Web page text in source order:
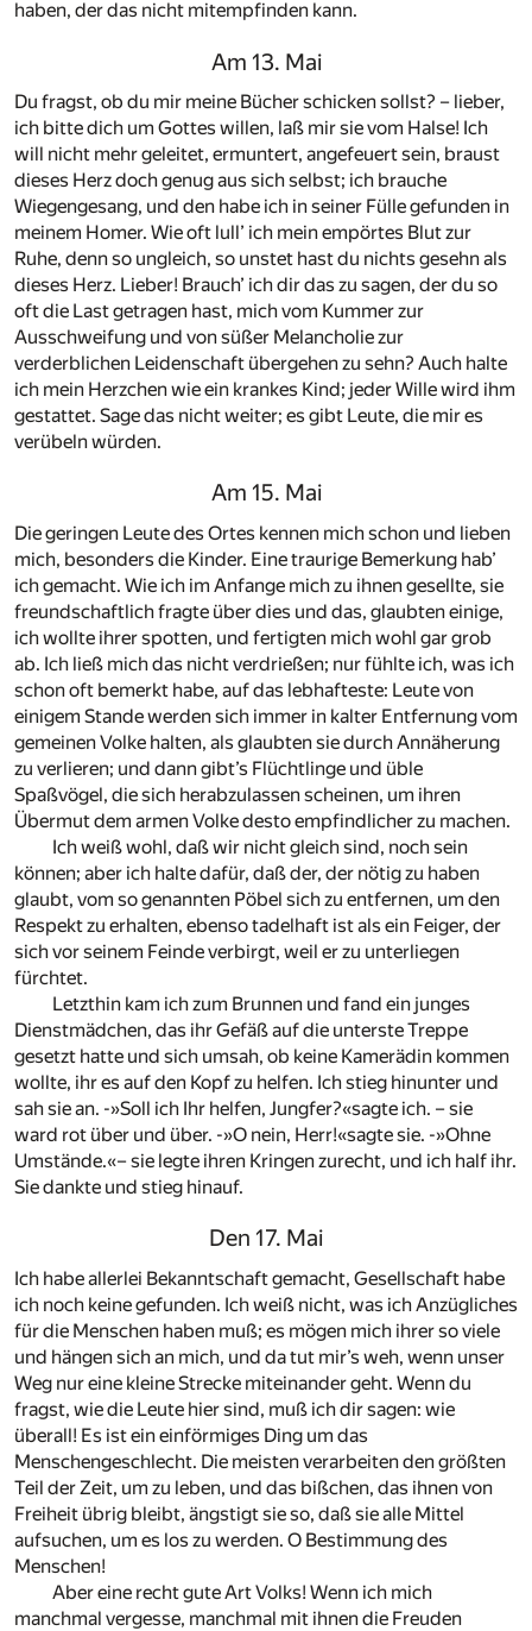
haben, der das nicht mitempfinden kann.
Am 13. Mai
Du fragst, ob du mir meine Bücher schicken sollst? – lieber,
ich bitte dich um Gottes willen, laß mir sie vom Halse! Ich
will nicht mehr geleitet, ermuntert, angefeuert sein, braust
dieses Herz doch genug aus sich selbst; ich brauche
Wiegengesang, und den habe ich in seiner Fülle gefunden in
meinem Homer. Wie oft lull’ ich mein empörtes Blut zur
Ruhe, denn so ungleich, so unstet hast du nichts gesehn als
dieses Herz. Lieber! Brauch’ ich dir das zu sagen, der du so
oft die Last getragen hast, mich vom Kummer zur
Ausschweifung und von süßer Melancholie zur
verderblichen Leidenschaft übergehen zu sehn? Auch halte
ich mein Herzchen wie ein krankes Kind; jeder Wille wird ihm
gestattet. Sage das nicht weiter; es gibt Leute, die mir es
verübeln würden.
Am 15. Mai
Die geringen Leute des Ortes kennen mich schon und lieben
mich, besonders die Kinder. Eine traurige Bemerkung hab’
ich gemacht. Wie ich im Anfange mich zu ihnen gesellte, sie
freundschaftlich fragte über dies und das, glaubten einige,
ich wollte ihrer spotten, und fertigten mich wohl gar grob
ab. Ich ließ mich das nicht verdrießen; nur fühlte ich, was ich
schon oft bemerkt habe, auf das lebhafteste: Leute von
einigem Stande werden sich immer in kalter Entfernung vom
gemeinen Volke halten, als glaubten sie durch Annäherung
zu verlieren; und dann gibt’s Flüchtlinge und üble
Spaßvögel, die sich herabzulassen scheinen, um ihren
Übermut dem armen Volke desto empfindlicher zu machen.
Ich weiß wohl, daß wir nicht gleich sind, noch sein
können; aber ich halte dafür, daß der, der nötig zu haben
glaubt, vom so genannten Pöbel sich zu entfernen, um den
Respekt zu erhalten, ebenso tadelhaft ist als ein Feiger, der
sich vor seinem Feinde verbirgt, weil er zu unterliegen
fürchtet.
Letzthin kam ich zum Brunnen und fand ein junges
Dienstmädchen, das ihr Gefäß auf die unterste Treppe
gesetzt hatte und sich umsah, ob keine Kamerädin kommen
wollte, ihr es auf den Kopf zu helfen. Ich stieg hinunter und
sah sie an. -»Soll ich Ihr helfen, Jungfer?«sagte ich. – sie
ward rot über und über. -»O nein, Herr!«sagte sie. -»Ohne
Umstände.«– sie legte ihren Kringen zurecht, und ich half ihr.
Sie dankte und stieg hinauf.
Den 17. Mai
Ich habe allerlei Bekanntschaft gemacht, Gesellschaft habe
ich noch keine gefunden. Ich weiß nicht, was ich Anzügliches
für die Menschen haben muß; es mögen mich ihrer so viele
und hängen sich an mich, und da tut mir’s weh, wenn unser
Weg nur eine kleine Strecke miteinander geht. Wenn du
fragst, wie die Leute hier sind, muß ich dir sagen: wie
überall! Es ist ein einförmiges Ding um das
Menschengeschlecht. Die meisten verarbeiten den größten
Teil der Zeit, um zu leben, und das bißchen, das ihnen von
Freiheit übrig bleibt, ängstigt sie so, daß sie alle Mittel
aufsuchen, um es los zu werden. O Bestimmung des
Menschen!
Aber eine recht gute Art Volks! Wenn ich mich
manchmal vergesse, manchmal mit ihnen die Freuden